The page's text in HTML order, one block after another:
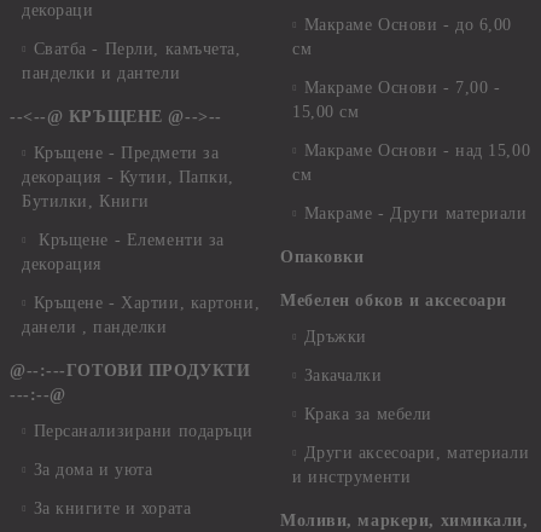
декораци
Сватба - Перли, камъчета,
панделки и дантели
--<--@ КРЪЩЕНЕ @-->--
Кръщене - Предмети за
декорация - Кутии, Папки,
Бутилки, Книги
Кръщене - Елементи за
декорация
Кръщене - Хартии, картони,
данели , панделки
@--:---ГОТОВИ ПРОДУКТИ
---:--@
Персанализирани подаръци
За дома и уюта
За книгите и хората
Макраме Основи - до 6,00
см
Макраме Основи - 7,00 -
15,00 см
Макраме Основи - над 15,00
см
Макраме - Други материали
Опаковки
Мебелен обков и аксесоари
Дръжки
Закачалки
Крака за мебели
Други аксесоари, материали
и инструменти
Моливи, маркери, химикали,